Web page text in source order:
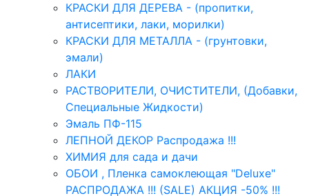
КРАСКИ ДЛЯ ДЕРЕВА - (пропитки,
антисептики, лаки, морилки)
КРАСКИ ДЛЯ МЕТАЛЛА - (грунтовки,
эмали)
ЛАКИ
РАСТВОРИТЕЛИ, ОЧИСТИТЕЛИ, (Добавки,
Специальные Жидкости)
Эмаль ПФ-115
ЛЕПНОЙ ДЕКОР Распродажа !!!
ХИМИЯ для сада и дачи
ОБОИ , Пленка самоклеющая "Deluxe"
РАСПРОДАЖА !!! (SALE) АКЦИЯ -50% !!!